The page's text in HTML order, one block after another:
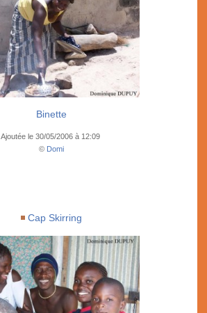
Binette
Ajoutée le 30/05/2006 à 12:09
© Domi
Cap Skirring